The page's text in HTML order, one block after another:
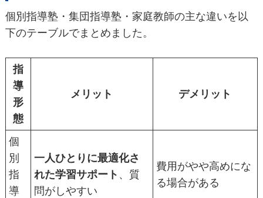
個別指導塾・集団指導塾・家庭教師の主な違いを以
下のテーブルでまとめました。
指
導
形
態
メリット デメリット
個
別
指
導
一人ひとりに最適化さ
れた学習サポート 、質
問がしやすい
費用がやや高めにな
る場合がある